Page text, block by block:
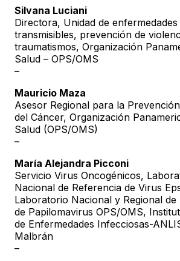
Silvana Luciani
Directora, Unidad de enfermedades
transmisibles, prevención de
traumatismos, Organización
Salud – OPS/OMS
–
Mauricio Maza
Asesor Regional para la
del Cáncer, Organización
Salud (OPS/OMS)
–
María Alejandra Picconi
Servicio Virus Oncogénicos,
Nacional de Referencia de Virus
Laboratorio Nacional y Regional de
de Papilomavirus OPS/OMS,
de Enfermedades Infecciosas-
Malbrán
–